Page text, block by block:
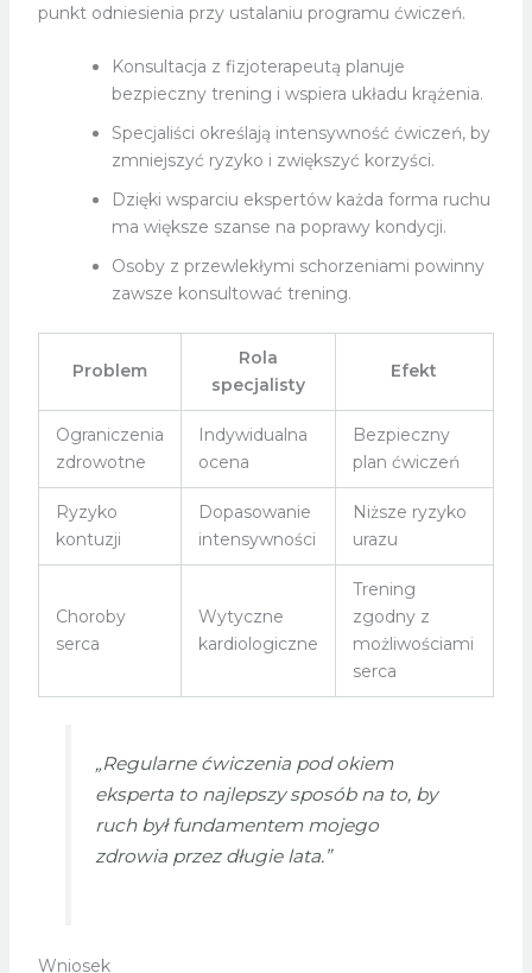
punkt odniesienia przy ustalaniu programu ćwiczeń.
Konsultacja z fizjoterapeutą planuje
bezpieczny trening i wspiera układu krążenia.
Specjaliści określają intensywność ćwiczeń, by
zmniejszyć ryzyko i zwiększyć korzyści.
Dzięki wsparciu ekspertów każda forma ruchu
ma większe szanse na poprawy kondycji.
Osoby z przewlekłymi schorzeniami powinny
zawsze konsultować trening.
Problem
Rola
specjalisty
Efekt
Ograniczenia
zdrowotne
Indywidualna
ocena
Bezpieczny
plan ćwiczeń
Ryzyko
kontuzji
Dopasowanie
intensywności
Niższe ryzyko
urazu
Choroby
serca
Wytyczne
kardiologiczne
Trening
zgodny z
możliwościami
serca
„Regularne ćwiczenia pod okiem
eksperta to najlepszy sposób na to, by
ruch był fundamentem mojego
zdrowia przez długie lata.”
Wniosek